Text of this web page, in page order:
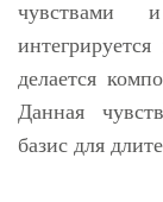
чувствами
делается
Данная
базис для